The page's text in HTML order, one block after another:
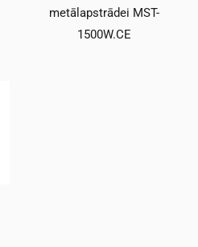
metālapstrādei MST-
1500W.CE